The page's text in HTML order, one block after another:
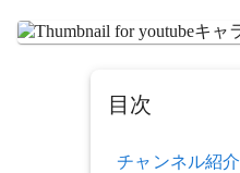
目次
チャンネル紹介